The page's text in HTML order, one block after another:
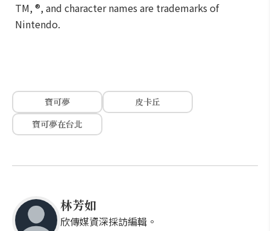
TM, ®, and character names are trademarks of
Nintendo.
寶可夢
皮卡丘
寶可夢在台北
林芳如
欣傳媒資深採訪編輯。